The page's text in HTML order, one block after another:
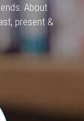
About
present &